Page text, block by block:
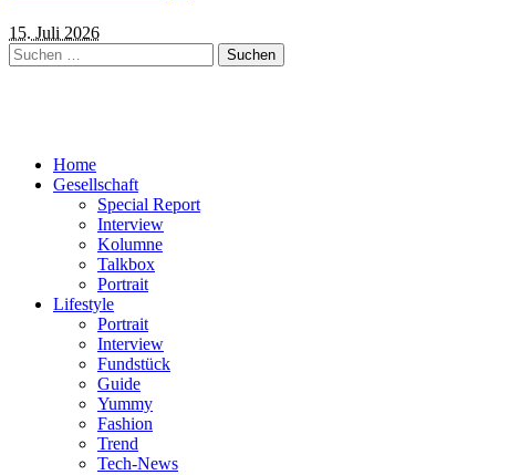
15. Juli 2026
Suchen
nach:
Home
Gesellschaft
Special Report
Interview
Kolumne
Talkbox
Portrait
Lifestyle
Portrait
Interview
Fundstück
Guide
Yummy
Fashion
Trend
Tech-News